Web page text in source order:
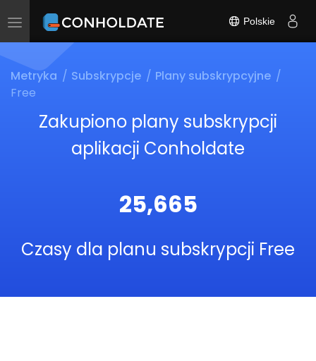
Toggle
Polskie
Metryka Subskrypcje
Plany subskrypcyjne
Free
Zakupiono plany subskrypcji
aplikacji Conholdate
25,665
Czasy dla planu subskrypcji Free